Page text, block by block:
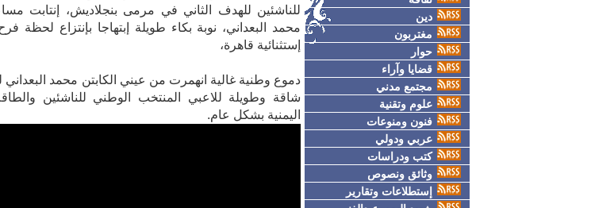
دين
مغتربون
حوار
قضايا وآراء
مجتمع مدني
علوم وتقنية
فنون ومنوعات
عربي ودولي
كتب ودراسات
وثائق ونصوص
إستطلاعات وتقارير
للناشئين للهدف الثاني في مرمى بنجلاديش، إنتابت
محمد البعداني، نوبة بكاء طويلة إبتهاجا بإنتزاع
إستثنائية قاهرة،
دموع وطنية غالية انهمرت من عيني الكابتن محمد البعداني
شاقة وطويلة للاعبي المنتخب الوطني للناشئين
اليمنية بشكل عام.